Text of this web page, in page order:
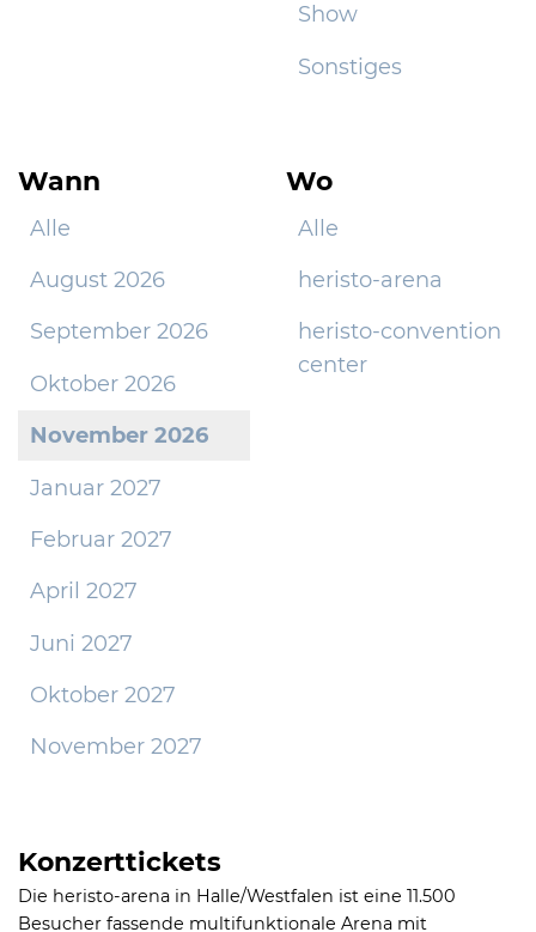
Show
Sonstiges
Wann
Alle
August 2026
September 2026
Oktober 2026
November 2026
Januar 2027
Februar 2027
April 2027
Juni 2027
Oktober 2027
November 2027
Wo
Alle
heristo-arena
heristo-convention
center
Konzerttickets
Die heristo-arena in Halle/Westfalen ist eine 11.500
Besucher fassende multifunktionale Arena mit